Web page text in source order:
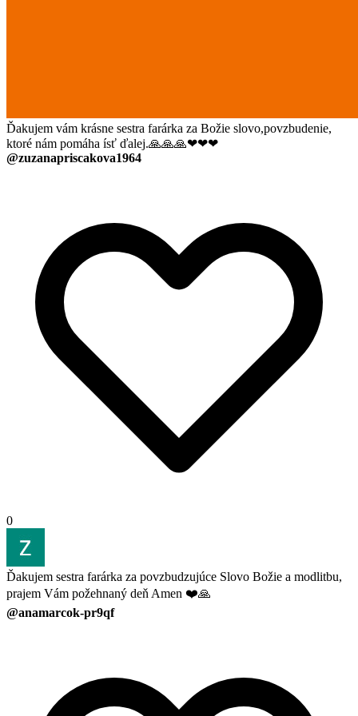
Ďakujem vám krásne sestra farárka za Božie slovo,povzbudenie,
ktoré nám pomáha ísť ďalej.🙏🙏🙏❤❤❤
@zuzanapriscakova1964
0
Ďakujem sestra farárka za povzbudzujúce Slovo Božie a modlitbu,
prajem Vám požehnaný deň Amen ❤️🙏
@anamarcok-pr9qf